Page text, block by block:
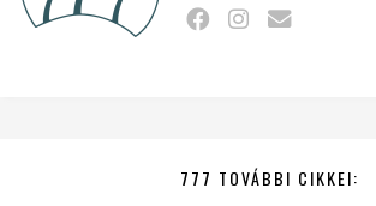
777 TOVÁBBI CIKKEI: